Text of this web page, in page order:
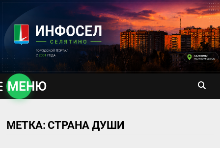
содержимому
МЕНЮ
МЕТКА: СТРАНА ДУШИ